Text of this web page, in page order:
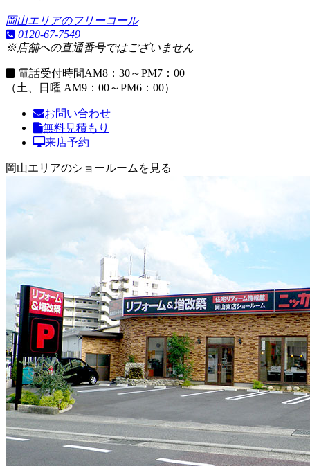
岡山エリアのフリーコール
0120-67-7549
※店舗への直通番号ではございません
電話受付時間AM8：30～PM7：00
（土、日曜 AM9：00～PM6：00）
お問い合わせ
無料見積もり
来店予約
岡山エリアのショールームを見る